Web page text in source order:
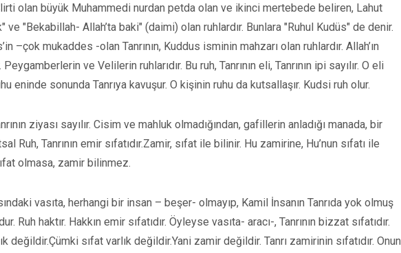
olan büyük Muhammedi nurdan petda olan ve ikinci mertebede beliren, Lahut
"Bekabillah- Allah’ta baki" (daimi) olan ruhlardır. Bunlara "Ruhul Kudüs" de denir.
–çok mukaddes -olan Tanrının, Kuddus isminin mahzarı olan ruhlardır. Allah’ın
ve Velilerin ruhlarıdır. Bu ruh, Tanrının eli, Tanrının ipi sayılır. O eli
eninde sonunda Tanrıya kavuşur. O kişinin ruhu da kutsallaşır. Kudsi ruh olur.
ziyası sayılır. Cisim ve mahluk olmadığından, gafillerin anladığı manada, bir
Ruh, Tanrının emir sıfatıdır.Zamir, sıfat ile bilinir. Hu zamirine, Hu’nun sıfatı ile
olmasa, zamir bilinmez.
vasıta, herhangi bir insan – beşer- olmayıp, Kamil İnsanın Tanrıda yok olmuş
Ruh haktır. Hakkın emir sıfatıdır. Öyleyse vasıta- aracı-, Tanrının bizzat sıfatıdır.
değildir.Çümki sıfat varlık değildir.Yani zamir değildir. Tanrı zamirinin sıfatıdır. Onun